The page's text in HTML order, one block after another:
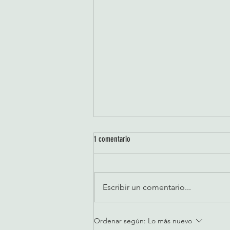
1 comentario
Escribir un comentario...
Ordenar según: Lo más nuevo